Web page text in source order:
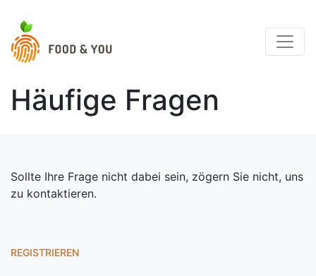
Häufige Fragen
Sollte Ihre Frage nicht dabei sein, zögern Sie nicht, uns
zu kontaktieren.
REGISTRIEREN